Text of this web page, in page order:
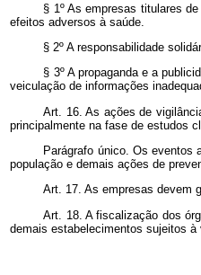
§ 1º As empresas titulares
efeitos adversos à saúde.
§ 2º A responsabilidade
§ 3º A propaganda e a
veiculação de informações
Art. 16. As ações de
principalmente na fase de estudos
Parágrafo único. Os eventos
população e demais ações de
Art. 17. As empresas devem
Art. 18. A fiscalização dos
demais estabelecimentos sujeitos